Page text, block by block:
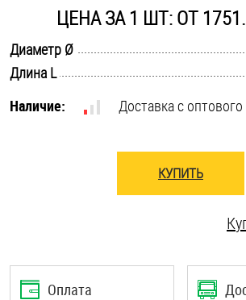
Стопорные кольца
Такелаж
Хомуты
Штифты и пальцы
ЦЕНА ЗА 1 ШТ: ОТ
Диаметр Ø
Длина L
Наличие:
Доставка с
КУПИТЬ
Оплата